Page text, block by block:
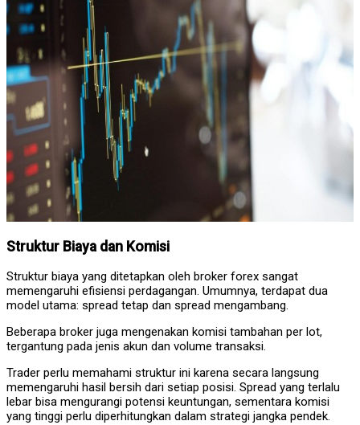
Struktur Biaya dan Komisi
Struktur biaya yang ditetapkan oleh broker forex sangat
memengaruhi efisiensi perdagangan. Umumnya, terdapat dua
model utama: spread tetap dan spread mengambang.
Beberapa broker juga mengenakan komisi tambahan per lot,
tergantung pada jenis akun dan volume transaksi.
Trader perlu memahami struktur ini karena secara langsung
memengaruhi hasil bersih dari setiap posisi. Spread yang terlalu
lebar bisa mengurangi potensi keuntungan, sementara komisi
yang tinggi perlu diperhitungkan dalam strategi jangka pendek.